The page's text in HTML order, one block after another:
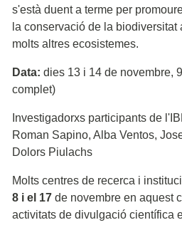
s'està duent a terme per
la conservació de la biodiversitat
molts altres ecosistemes.
Data: dies 13 i 14 de novembre,
complet)
Investigadorxs participants de
Roman Sapino, Alba Ventos,
Dolors Piulachs
Molts centres de recerca i
8 i el 17 de novembre en aquest
activitats de divulgació científica